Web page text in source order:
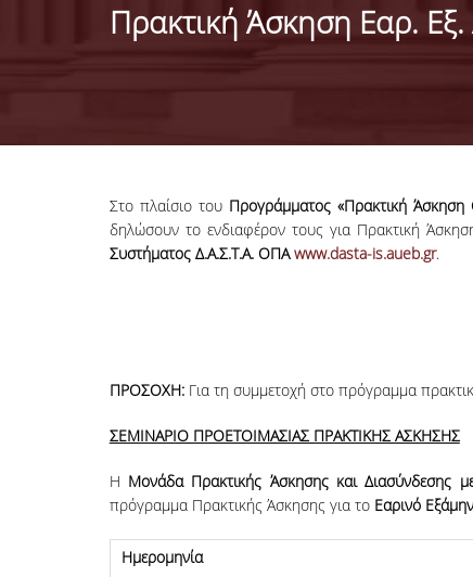
Πρακτική Άσκηση Εαρ.
Στο πλαίσιο του Προγράμματος «Πρακτική Άσκηση
δηλώσουν το ενδιαφέρον τους για Πρακτική
Συστήματος Δ.Α.Σ.Τ.Α. ΟΠΑ www.dasta-is.aueb.gr.
ΠΡΟΣΟΧΗ: Για τη συμμετοχή στο πρόγραμμα
ΣΕΜΙΝΑΡΙΟ ΠΡΟΕΤΟΙΜΑΣΙΑΣ ΠΡΑΚΤΙΚΗΣ ΑΣΚΗΣΗΣ
H Μονάδα Πρακτικής Άσκησης και Διασύνδεσης
πρόγραμμα Πρακτικής Άσκησης για το Εαρινό
Ημερομηνία